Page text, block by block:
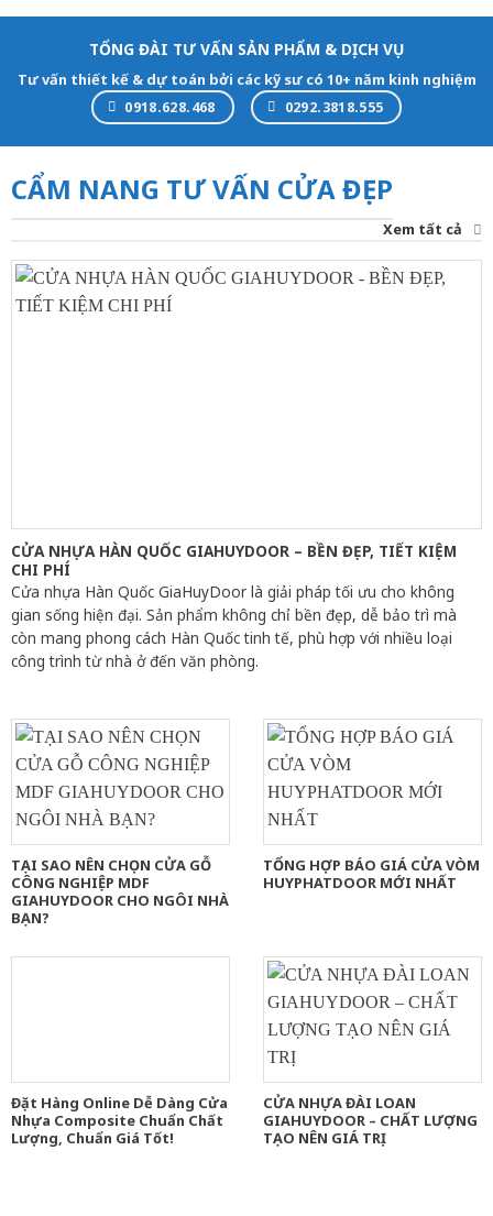
TỔNG ĐÀI TƯ VẤN SẢN PHẨM & DỊCH VỤ
Tư vấn thiết kế & dự toán bởi các kỹ sư có 10+ năm kinh nghiệm
0918.628.468 0292.3818.555
CẨM NANG TƯ VẤN CỬA ĐẸP
Xem tất cả
CỬA NHỰA HÀN QUỐC GIAHUYDOOR – BỀN ĐẸP, TIẾT KIỆM
CHI PHÍ
Cửa nhựa Hàn Quốc GiaHuyDoor là giải pháp tối ưu cho không
gian sống hiện đại. Sản phẩm không chỉ bền đẹp, dễ bảo trì mà
còn mang phong cách Hàn Quốc tinh tế, phù hợp với nhiều loại
công trình từ nhà ở đến văn phòng.
TẠI SAO NÊN CHỌN CỬA GỖ
CÔNG NGHIỆP MDF
GIAHUYDOOR CHO NGÔI NHÀ
BẠN?
TỔNG HỢP BÁO GIÁ CỬA VÒM
HUYPHATDOOR MỚI NHẤT
Đặt Hàng Online Dễ Dàng Cửa
Nhựa Composite Chuẩn Chất
Lượng, Chuẩn Giá Tốt!
CỬA NHỰA ĐÀI LOAN
GIAHUYDOOR – CHẤT LƯỢNG
TẠO NÊN GIÁ TRỊ